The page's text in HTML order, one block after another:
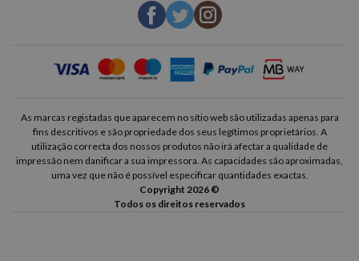
As marcas registadas que aparecem no sítio web são utilizadas apenas para
fins descritivos e são propriedade dos seus legítimos proprietários. A
utilização correcta dos nossos produtos não irá afectar a qualidade de
impressão nem danificar a sua impressora. As capacidades são aproximadas,
uma vez que não é possível especificar quantidades exactas.
Copyright 2026 ©
Todos os direitos reservados